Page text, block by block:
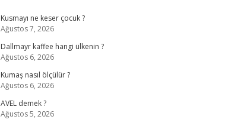
Kusmayı ne keser çocuk ?
Ağustos 7, 2026
Dallmayr kaffee hangi ülkenin ?
Ağustos 6, 2026
Kumaş nasıl ölçülür ?
Ağustos 6, 2026
AVEL demek ?
Ağustos 5, 2026